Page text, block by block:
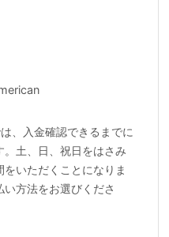
、入金確認できるまでに
土、日、祝日をはさみ
いただくことになりま
方法をお選びくださ